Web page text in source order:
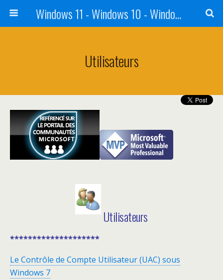
Windows 11 - Windows 10 - Windows 8 - Windows 7 - VISTA
Utilisateurs
Utilisateurs
********************
Le Contrôle de Compte Utilisateur (UAC) sous
Windows 7